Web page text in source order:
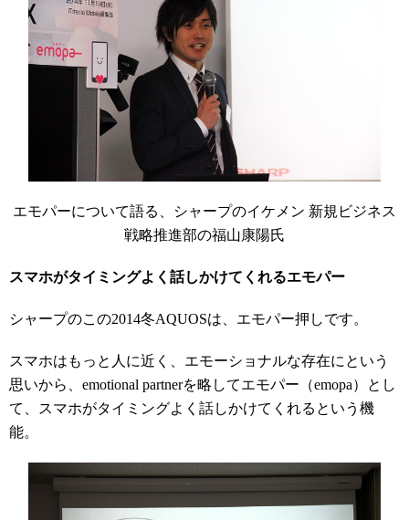
エモパーについて語る、シャープのイケメン 新規ビジネス
戦略推進部の福山康陽氏
スマホがタイミングよく話しかけてくれるエモパー
シャープのこの2014冬AQUOSは、エモパー押しです。
スマホはもっと人に近く、エモーショナルな存在にという
思いから、emotional partnerを略してエモパー（emopa）とし
て、スマホがタイミングよく話しかけてくれるという機
能。